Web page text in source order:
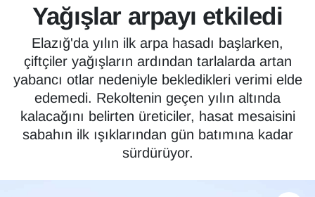
Yağışlar arpayı etkiledi
Elazığ'da yılın ilk arpa hasadı başlarken,
çiftçiler yağışların ardından tarlalarda artan
yabancı otlar nedeniyle bekledikleri verimi elde
edemedi. Rekoltenin geçen yılın altında
kalacağını belirten üreticiler, hasat mesaisini
sabahın ilk ışıklarından gün batımına kadar
sürdürüyor.
Biyografi
Bölge Haberleri
ÇEVRE
Deprem
Dernekler, Odalar
Van Trafik Yoğunluk Haritası
Süper Lig Puan Durumu ve Fikstür
Tüm Manşetler
Son Dakika Haberleri